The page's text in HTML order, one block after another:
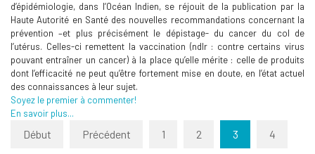
d’épidémiologie, dans l’Océan Indien, se réjouit de la publication par la
Haute Autorité en Santé des nouvelles recommandations concernant la
prévention –et plus précisément le dépistage- du cancer du col de
l’utérus. Celles-ci remettent la vaccination (ndlr : contre certains virus
pouvant entraîner un cancer) à la place qu’elle mérite : celle de produits
dont l’efficacité ne peut qu’être fortement mise en doute, en l’état actuel
des connaissances à leur sujet.
Soyez le premier à commenter!
En savoir plus...
Début Précédent 1 2 3 4